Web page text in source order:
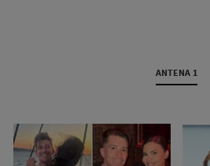
ANTENA 1